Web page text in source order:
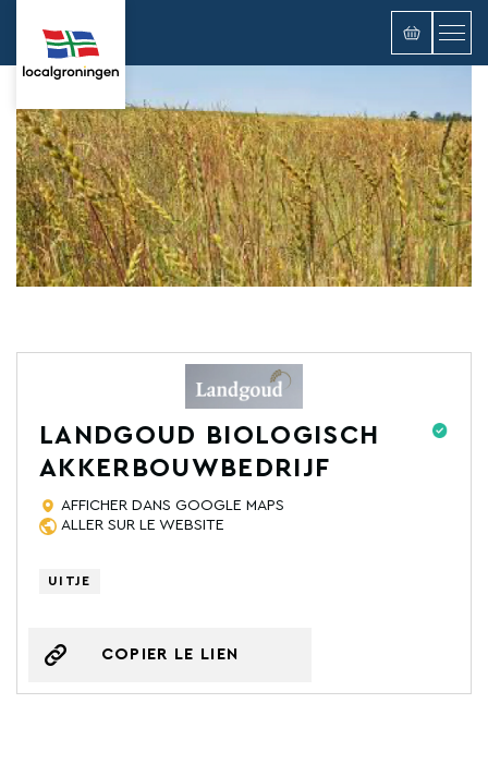
LANDGOUD BIOLOGISCH
AKKERBOUWBEDRIJF
AFFICHER DANS GOOGLE MAPS
ALLER SUR LE WEBSITE
UITJE
COPIER LE LIEN